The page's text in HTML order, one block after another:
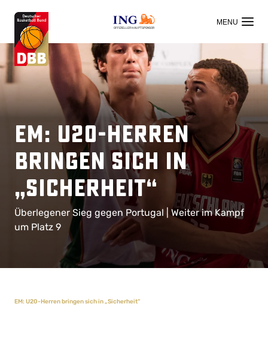
OFFIZIELLER HAUPTSPONSOR
EM: U20-Herren
bringen sich in
„Sicherheit“
Überlegener Sieg gegen Portugal | Weiter im Kampf
um Platz 9
EM: U20-Herren bringen sich in „Sicherheit“